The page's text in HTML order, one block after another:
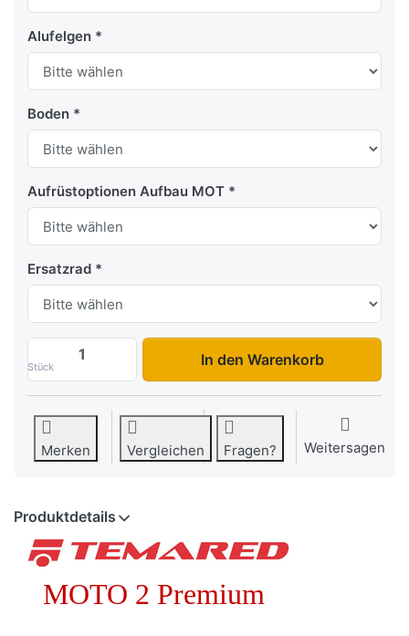
Alufelgen
Boden
Aufrüstoptionen Aufbau MOT
Ersatzrad
Stück
Moto 2 Premium zu 889,00 €, Menge 1.
In den Warenkorb
Merken Vergleichen Fragen? Weitersagen
Produktdetails
MOTO 2 Premium